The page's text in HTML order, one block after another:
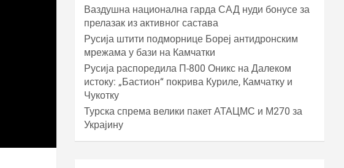
Ваздушна национална гарда САД нуди бонусе за
прелазак из активног састава
Русија штити подморнице Бореј антидронским
мрежама у бази на Камчатки
Русија распоредила П-800 Оникс на Далеком
истоку: „Бастион“ покрива Куриле, Камчатку и
Чукотку
Турска спрема велики пакет АТАЦМС и М270 за
Украјину